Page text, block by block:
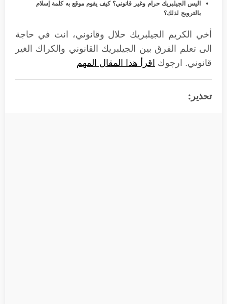
اليس الجيلبريك حرام وغير قانوني؟ كيف يقوم موقع به كلمة إسلام
بالترويج لذلك؟
أخي الكريم الجيلبريك حلال وقانوني، انت في حاجة
الى تعلم الفرق بين الجيلبريك القانوني والكراك الغير
قانوني. ارجوك اقرأ هذا المقال المهم
تحذير: